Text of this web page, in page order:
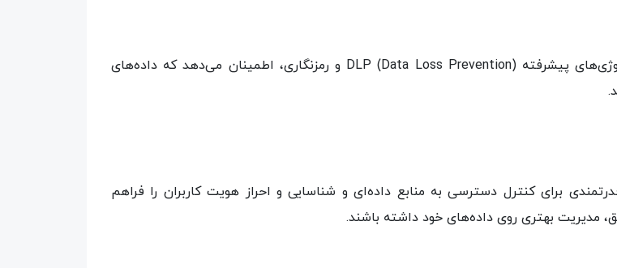
حفاظت از داده‌های حساس: Symantec DCS با استفاده از تکنولوژی‌های پیشرفته DLP (Data Loss Prevention) و رمزنگاری، اطمینان می‌دهد که داده‌های
برای کنترل دسترسی به منابع داده‌ای و شناسایی و احراز هویت کاربران را فراهم
مدیریت بهتری روی داده‌های خود داشته باشند.